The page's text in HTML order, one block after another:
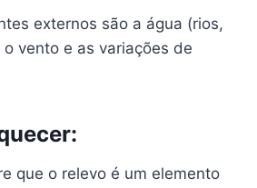
externos são a água (rios,
vento e as variações de
que o relevo é um elemento